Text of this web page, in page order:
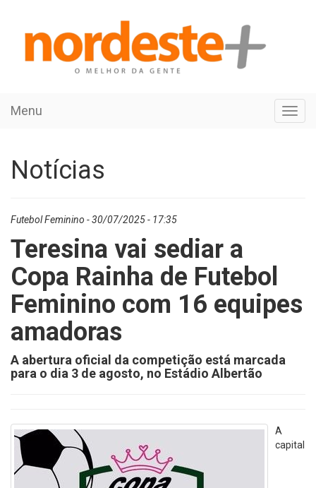
Menu
Notícias
Futebol Feminino - 30/07/2025 - 17:35
Teresina vai sediar a
Copa Rainha de Futebol
Feminino com 16 equipes
amadoras
A abertura oficial da competição está marcada
para o dia 3 de agosto, no Estádio Albertão
A
capital